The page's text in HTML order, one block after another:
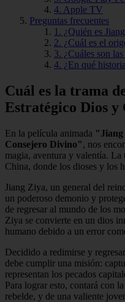
4. Apple TV
Preguntas frecuentes
1. ¿Quién es
2. ¿Cuál es el
3. ¿Cuáles son
4. ¿En qué
Cuál es la trama
Estratégico Dios y
En la película animada "Jiang
Consejero Divino", nos
magia, aventura y valentía. La
China, donde los dioses y los
Jiang Ziya, un general del
un poderoso demonio y
de regresar al mundo de los
Ziya se convierte en un dios
humano debido a un error
Decidido a redimirse y
debe cumplir una misión:
representan los pecados
Para lograr esto, contará con
rebelde, y de una valiente